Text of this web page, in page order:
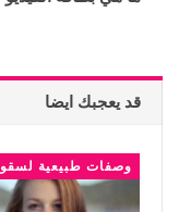
قد يعجبك ايضا